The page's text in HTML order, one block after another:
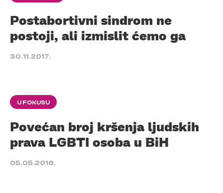
Postabortivni sindrom ne
postoji, ali izmislit ćemo ga
30.11.2017.
U FOKUSU
Povećan broj kršenja ljudskih
prava LGBTI osoba u BiH
05.05.2016.